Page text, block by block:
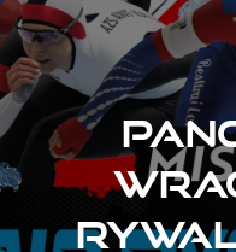
ZŁOTA ŁYŻWA
FUNDACJA
Aktualności
Strefa sportowa +
Strefa Związku +